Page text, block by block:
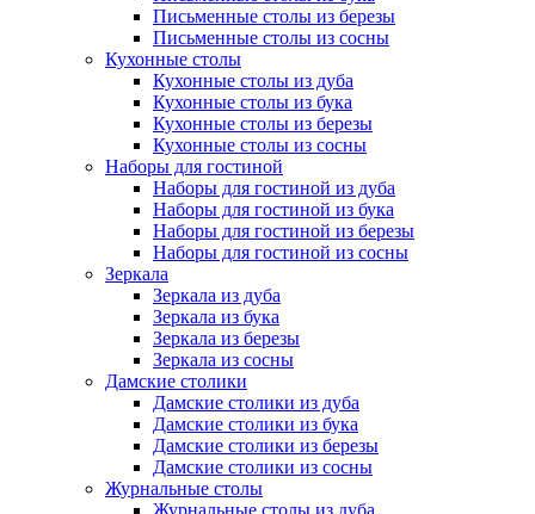
Письменные столы из березы
Письменные столы из сосны
Кухонные столы
Кухонные столы из дуба
Кухонные столы из бука
Кухонные столы из березы
Кухонные столы из сосны
Наборы для гостиной
Наборы для гостиной из дуба
Наборы для гостиной из бука
Наборы для гостиной из березы
Наборы для гостиной из сосны
Зеркала
Зеркала из дуба
Зеркала из бука
Зеркала из березы
Зеркала из сосны
Дамские столики
Дамские столики из дуба
Дамские столики из бука
Дамские столики из березы
Дамские столики из сосны
Журнальные столы
Журнальные столы из дуба